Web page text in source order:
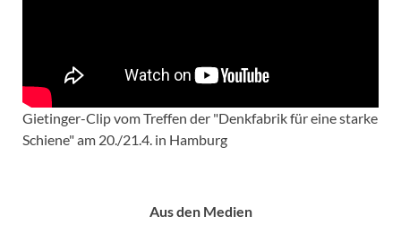
Gietinger-Clip vom Treffen der "Denkfabrik für eine starke
Schiene" am 20./21.4. in Hamburg
Aus den Medien